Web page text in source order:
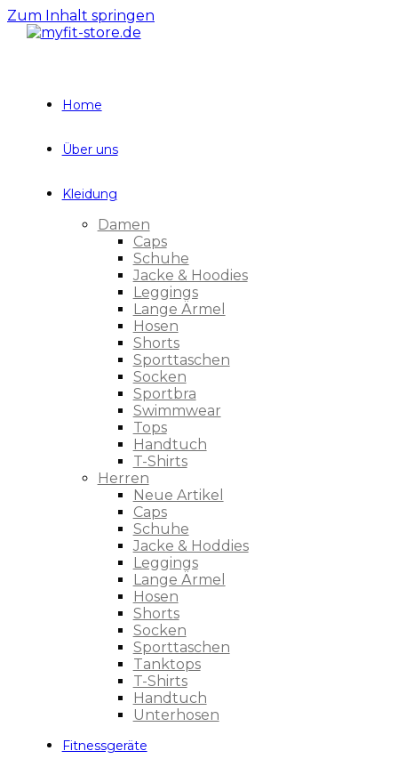
Zum Inhalt springen
Home
Über uns
Kleidung
Damen
Caps
Schuhe
Jacke & Hoodies
Leggings
Lange Ärmel
Hosen
Shorts
Sporttaschen
Socken
Sportbra
Swimmwear
Tops
Handtuch
T-Shirts
Herren
Neue Artikel
Caps
Schuhe
Jacke & Hoddies
Leggings
Lange Ärmel
Hosen
Shorts
Socken
Sporttaschen
Tanktops
T-Shirts
Handtuch
Unterhosen
Fitnessgeräte